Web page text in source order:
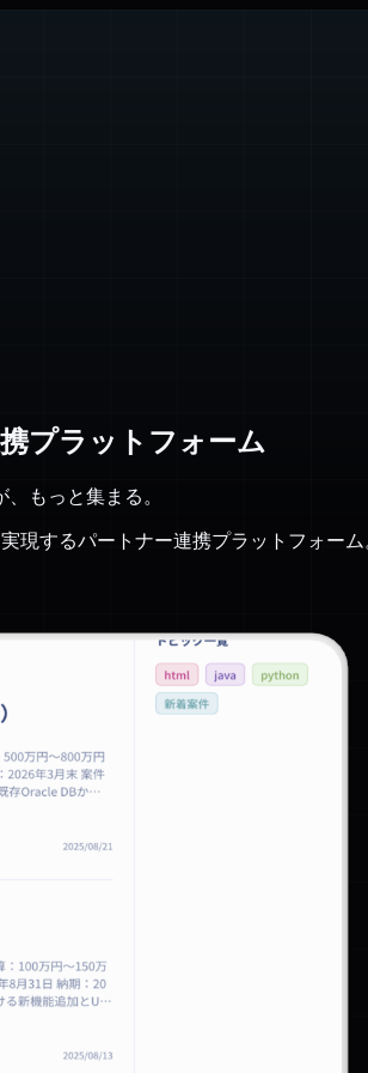
プラットフォーム
もっと集まる。
現するパートナー連携プラットフォーム